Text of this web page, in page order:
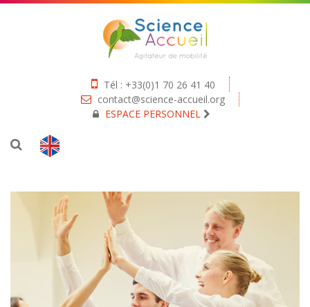
Tél : +33(0)1 70 26 41 40
contact@science-accueil.org
ESPACE PERSONNEL